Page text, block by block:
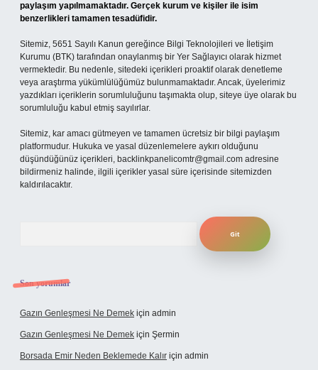
paylaşım yapılmamaktadır. Gerçek kurum ve kişiler ile isim
benzerlikleri tamamen tesadüfidir.
Sitemiz, 5651 Sayılı Kanun gereğince Bilgi Teknolojileri ve İletişim
Kurumu (BTK) tarafından onaylanmış bir Yer Sağlayıcı olarak hizmet
vermektedir. Bu nedenle, sitedeki içerikleri proaktif olarak denetleme
veya araştırma yükümlülüğümüz bulunmamaktadır. Ancak, üyelerimiz
yazdıkları içeriklerin sorumluluğunu taşımakta olup, siteye üye olarak bu
sorumluluğu kabul etmiş sayılırlar.
Sitemiz, kar amacı gütmeyen ve tamamen ücretsiz bir bilgi paylaşım
platformudur. Hukuka ve yasal düzenlemelere aykırı olduğunu
düşündüğünüz içerikleri, backlinkpanelicomtr@gmail.com adresine
bildirmeniz halinde, ilgili içerikler yasal süre içerisinde sitemizden
kaldırılacaktır.
Son yorumlar
Gazın Genleşmesi Ne Demek için admin
Gazın Genleşmesi Ne Demek için Şermin
Borsada Emir Neden Beklemede Kalır için admin